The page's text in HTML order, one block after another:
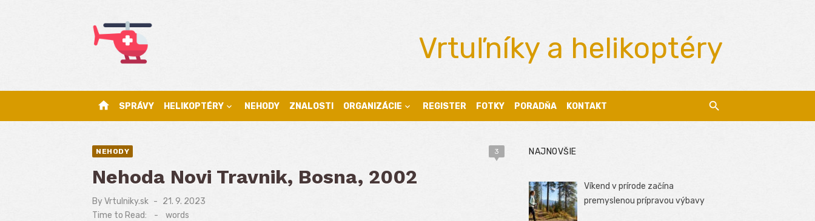
Vrtuľníky a helikoptéry
home SPRÁVY HELIKOPTÉRY NEHODY ZNALOSTI ORGANIZÁCIE REGISTER FOTKY PORADŇA KONTAKT
NEHODY 3
Nehoda Novi Travnik, Bosna, 2002
ByVrtulniky.sk
Posted
on
21. 9. 2023
Time to Read:
- words
NAJNOVŠIE
Víkend v prírode začína
premyslenou prípravou výbavy